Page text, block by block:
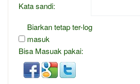
Kata sandi:
Biarkan tetap ter-log
masuk
Bisa Masuak pakai: